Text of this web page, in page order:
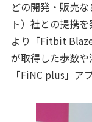
どの開発・販売
ト）社との提携
より「Fitbit
が取得した歩数
「FiNC plus」ア